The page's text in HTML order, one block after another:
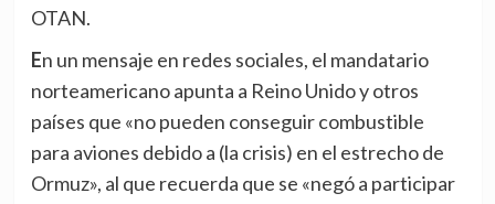
OTAN.
En un mensaje en redes sociales, el mandatario
norteamericano apunta a Reino Unido y otros
países que «no pueden conseguir combustible
para aviones debido a (la crisis) en el estrecho de
Ormuz», al que recuerda que se «negó a participar